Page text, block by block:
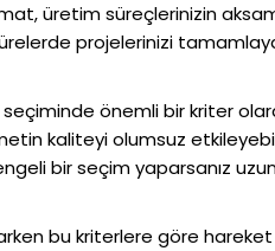
üretim süreçlerinizin
projelerinizi
seçiminde önemli bir kriter
kaliteyi olumsuz
bir seçim yaparsanız
bu kriterlere göre